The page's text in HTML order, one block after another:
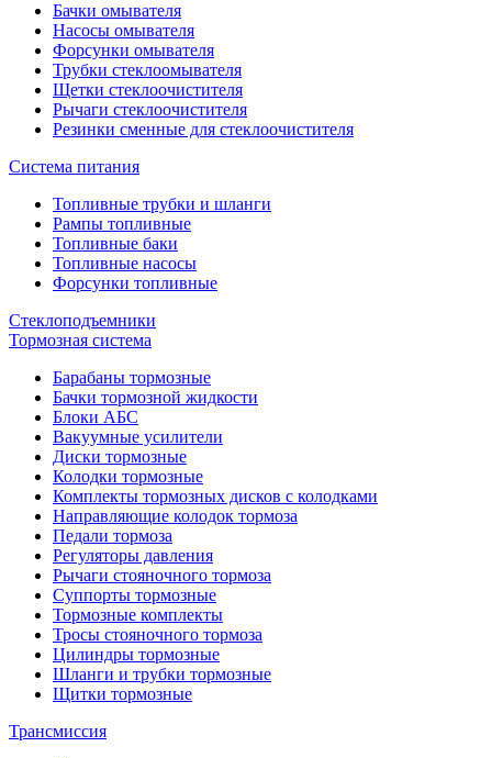
Бачки омывателя
Насосы омывателя
Форсунки омывателя
Трубки стеклоомывателя
Щетки стеклоочистителя
Рычаги стеклоочистителя
Резинки сменные для стеклоочистителя
Система питания
Топливные трубки и шланги
Рампы топливные
Топливные баки
Топливные насосы
Форсунки топливные
Стеклоподъемники
Тормозная система
Барабаны тормозные
Бачки тормозной жидкости
Блоки АБС
Вакуумные усилители
Диски тормозные
Колодки тормозные
Комплекты тормозных дисков с колодками
Направляющие колодок тормоза
Педали тормоза
Регуляторы давления
Рычаги стояночного тормоза
Суппорты тормозные
Тормозные комплекты
Тросы стояночного тормоза
Цилиндры тормозные
Шланги и трубки тормозные
Щитки тормозные
Трансмиссия